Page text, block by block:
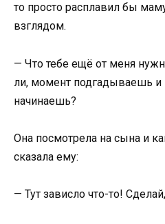
то просто расплавил бы
взглядом.
— Что тебе ещё от меня
ли, момент подгадываешь и
начинаешь?
Она посмотрела на сына и
сказала ему:
— Тут зависло что-то!